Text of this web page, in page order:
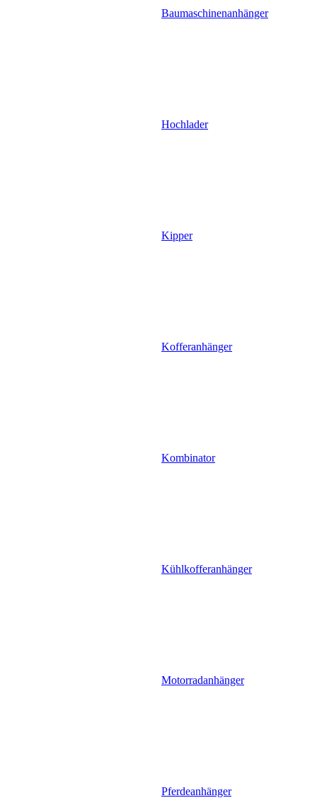
Baumaschinenanhänger
Hochlader
Kipper
Kofferanhänger
Kombinator
Kühlkofferanhänger
Motorradanhänger
Pferdeanhänger